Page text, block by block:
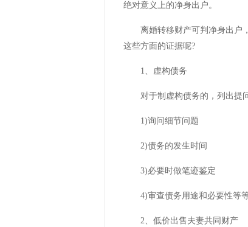
绝对意义上的净身出户。
离婚转移财产可判净身出户，
这些方面的证据呢?
1、虚构债务
对于制虚构债务的，列出提问
1)询问细节问题
2)债务的发生时间
3)必要时做笔迹鉴定
4)审查债务用途和必要性等等
2、低价出售夫妻共同财产